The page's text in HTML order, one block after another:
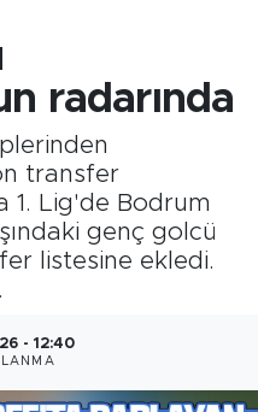
radarında
transfer
1. Lig'de Bodrum
genç golcü
listesine ekledi.
- 12:40